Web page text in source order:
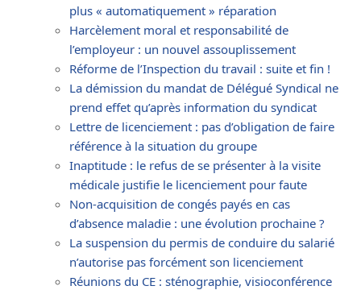
plus « automatiquement » réparation
Harcèlement moral et responsabilité de
l’employeur : un nouvel assouplissement
Réforme de l’Inspection du travail : suite et fin !
La démission du mandat de Délégué Syndical ne
prend effet qu’après information du syndicat
Lettre de licenciement : pas d’obligation de faire
référence à la situation du groupe
Inaptitude : le refus de se présenter à la visite
médicale justifie le licenciement pour faute
Non-acquisition de congés payés en cas
d’absence maladie : une évolution prochaine ?
La suspension du permis de conduire du salarié
n’autorise pas forcément son licenciement
Réunions du CE : sténographie, visioconférence